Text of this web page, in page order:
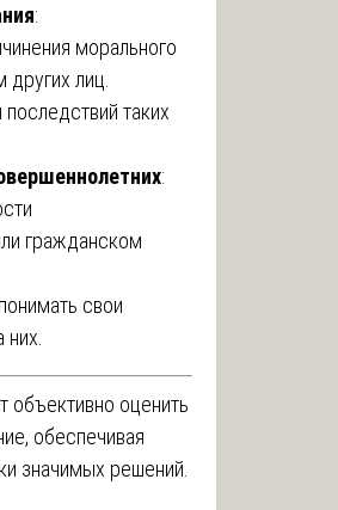
:
морального
лиц.
таких
:
гражданском
свои
объективно оценить
обеспечивая
значимых решений.